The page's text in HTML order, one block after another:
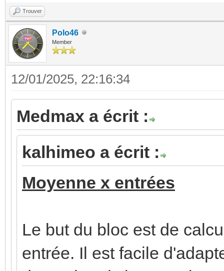
Trouver
Polo46
Member
12/01/2025, 22:16:34
Medmax a écrit :
kalhimeo a écrit :
Moyenne x entrées
Le but du bloc est de
entrée. Il est facile